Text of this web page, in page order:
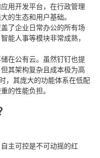
用开发平台，在行政管理
的生态和用户基础。
了企业日常办公的所有场
能人事等模块非常成熟，
在公有云。虽然钉钉也提
其架构复杂且成本极为高
，其庞大的功能体系在低配
的性能负担。
主可控是不可动摇的红